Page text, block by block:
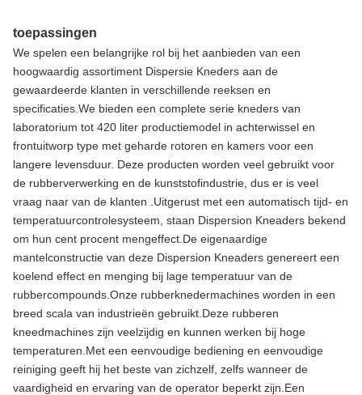
toepassingen
We spelen een belangrijke rol bij het aanbieden van een
hoogwaardig assortiment Dispersie Kneders aan de
gewaardeerde klanten in verschillende reeksen en
specificaties.We bieden een complete serie kneders van
laboratorium tot 420 liter productiemodel in achterwissel en
frontuitworp type met geharde rotoren en kamers voor een
langere levensduur. Deze producten worden veel gebruikt voor
de rubberverwerking en de kunststofindustrie, dus er is veel
vraag naar van de klanten .Uitgerust met een automatisch tijd- en
temperatuurcontrolesysteem, staan ​​Dispersion Kneaders bekend
om hun cent procent mengeffect.De eigenaardige
mantelconstructie van deze Dispersion Kneaders genereert een
koelend effect en menging bij lage temperatuur van de
rubbercompounds.Onze rubberknedermachines worden in een
breed scala van industrieën gebruikt.Deze rubberen
kneedmachines zijn veelzijdig en kunnen werken bij hoge
temperaturen.Met een eenvoudige bediening en eenvoudige
reiniging geeft hij het beste van zichzelf, zelfs wanneer de
vaardigheid en ervaring van de operator beperkt zijn.Een